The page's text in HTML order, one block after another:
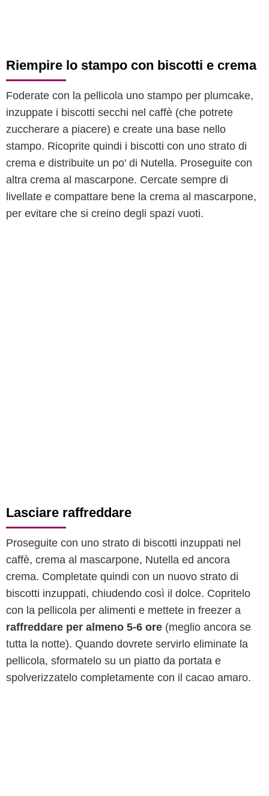
Riempire lo stampo con biscotti e crema
Foderate con la pellicola uno stampo per plumcake,
inzuppate i biscotti secchi nel caffè (che potrete
zuccherare a piacere) e create una base nello
stampo. Ricoprite quindi i biscotti con uno strato di
crema e distribuite un po' di Nutella. Proseguite con
altra crema al mascarpone. Cercate sempre di
livellate e compattare bene la crema al mascarpone,
per evitare che si creino degli spazi vuoti.
Lasciare raffreddare
Proseguite con uno strato di biscotti inzuppati nel
caffè, crema al mascarpone, Nutella ed ancora
crema. Completate quindi con un nuovo strato di
biscotti inzuppati, chiudendo così il dolce. Copritelo
con la pellicola per alimenti e mettete in freezer a
raffreddare per almeno 5-6 ore (meglio ancora se
tutta la notte). Quando dovrete servirlo eliminate la
pellicola, sformatelo su un piatto da portata e
spolverizzatelo completamente con il cacao amaro.